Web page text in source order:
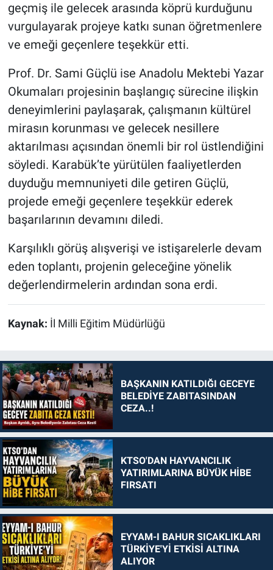
geçmiş ile gelecek arasında köprü kurduğunu
vurgulayarak projeye katkı sunan öğretmenlere
ve emeği geçenlere teşekkür etti.
Prof. Dr. Sami Güçlü ise Anadolu Mektebi Yazar
Okumaları projesinin başlangıç sürecine ilişkin
deneyimlerini paylaşarak, çalışmanın kültürel
mirasın korunması ve gelecek nesillere
aktarılması açısından önemli bir rol üstlendiğini
söyledi. Karabük’te yürütülen faaliyetlerden
duyduğu memnuniyeti dile getiren Güçlü,
projede emeği geçenlere teşekkür ederek
başarılarının devamını diledi.
Karşılıklı görüş alışverişi ve istişarelerle devam
eden toplantı, projenin geleceğine yönelik
değerlendirmelerin ardından sona erdi.
Kaynak: İl Milli Eğitim Müdürlüğü
BAŞKANIN KATILDIĞI GECEYE
BELEDİYE ZABITASINDAN
CEZA..!
KTSO'DAN HAYVANCILIK
YATIRIMLARINA BÜYÜK HİBE
FIRSATI
EYYAM-I BAHUR SICAKLIKLARI
TÜRKİYE'Yİ ETKİSİ ALTINA
ALIYOR